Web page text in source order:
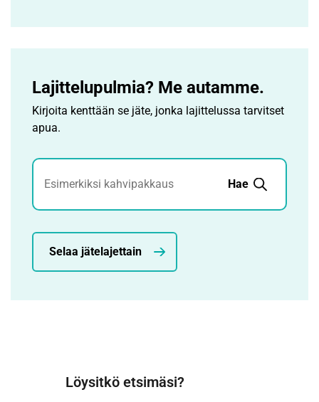
Lajittelupulmia? Me autamme.
Kirjoita kenttään se jäte, jonka lajittelussa tarvitset
apua.
Jätehaku
Hae
Selaa jätelajettain
Löysitkö etsimäsi?